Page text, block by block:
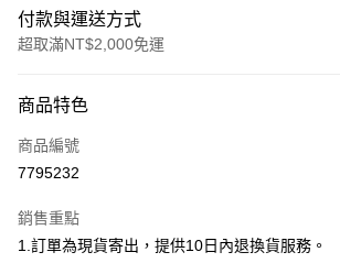
付款與運送方式
超取滿NT$2,000免運
信用卡一次付款
信用卡分期付款
合作金庫商業銀行
華南商業銀行
彰化商業銀行
超商取貨付款
商品特色
商品編號
7795232
銷售重點
1.訂單為現貨寄出，提供10日內退換貨服務。